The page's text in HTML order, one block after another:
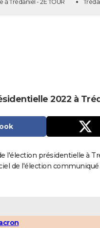
à Trédaniel - 2E TOUR
2022 à
l'élection présidentielle à
de l'élection